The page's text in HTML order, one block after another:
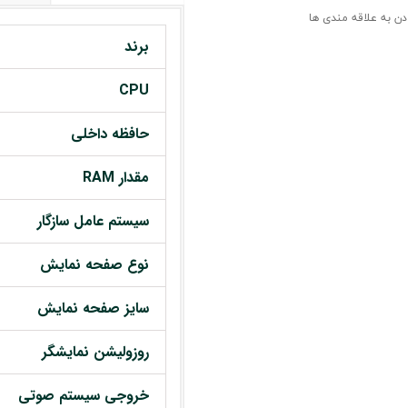
به علاقه مندی ها
برند
CPU
حافظه داخلی
مقدار RAM
سیستم عامل سازگار
نوع صفحه نمایش
سایز صفحه نمایش
روزولیشن نمایشگر
خروجی سیستم صوتی